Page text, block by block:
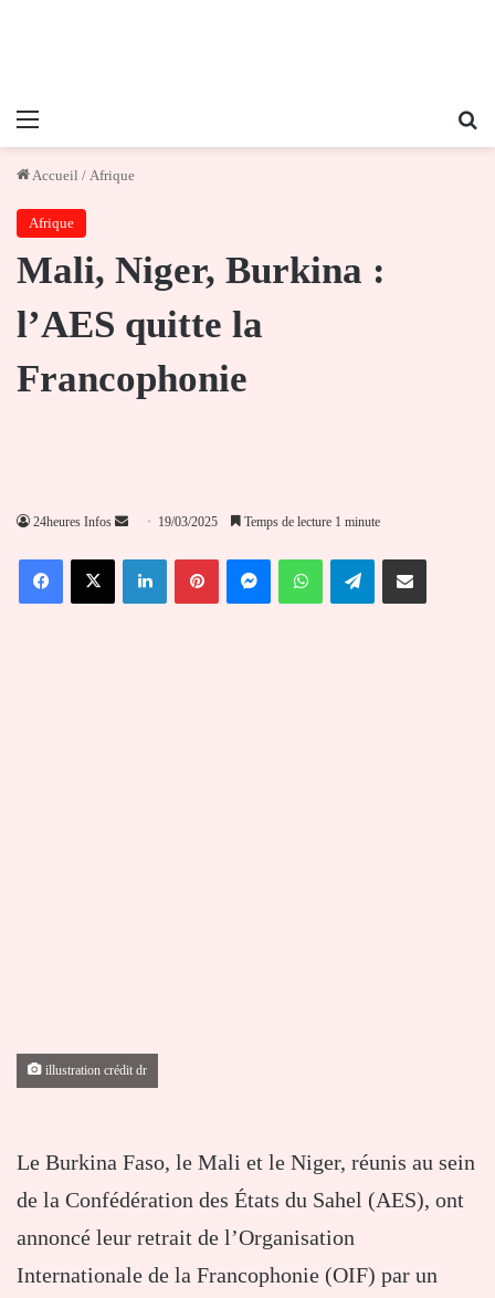
Menu
Accueil / Afrique
Afrique
Mali, Niger, Burkina :
l’AES quitte la
Francophonie
24heures Infos
Envoyer
courriel
19/03/2025 Temps de lecture 1 minute
FacebookX LinkedinPinterestMessengerWhatsAppTelegramPartager par email
illustration crédit dr
Le Burkina Faso, le Mali et le Niger, réunis au sein
de la Confédération des États du Sahel (AES), ont
annoncé leur retrait de l’Organisation
Internationale de la Francophonie (OIF) par un